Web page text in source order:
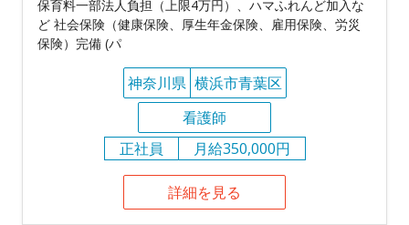
保育料一部法人負担（上限4万円）、ハマふれんど加入な
ど 社会保険（健康保険、厚生年金保険、雇用保険、労災
保険）完備 (パ
神奈川県 横浜市青葉区
看護師
正社員
月給350,000円
詳細を見る